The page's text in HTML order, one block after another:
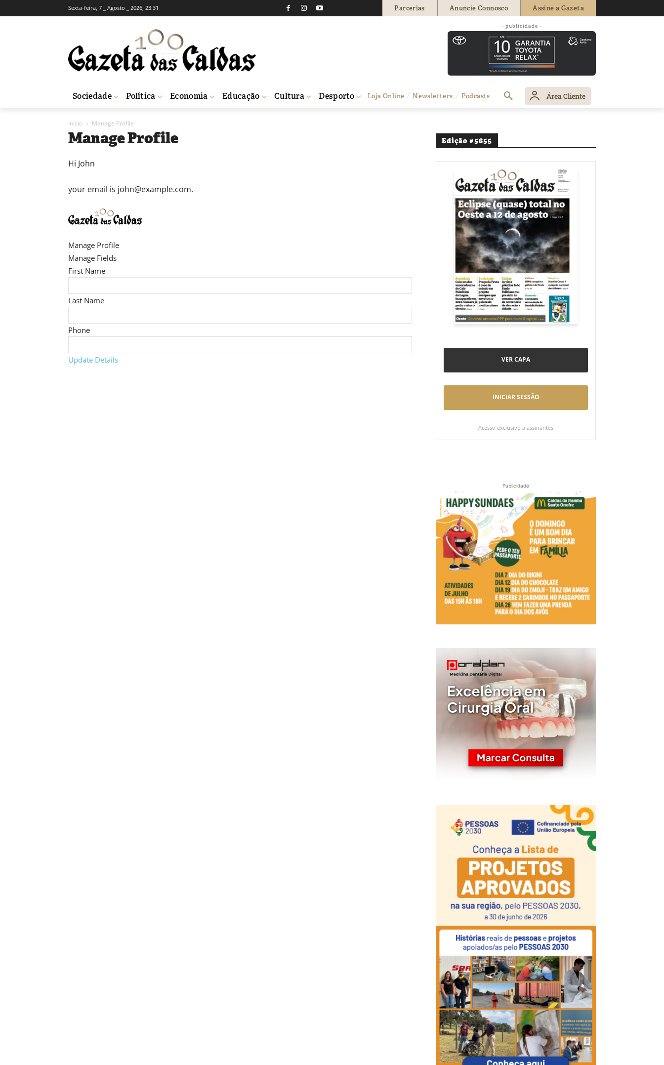
Sexta-feira, 7 _ Agosto _ 2026, 23:31 Parcerias Anuncie Connosco Assine a Gazeta
- publicidade -
Sociedade Política Economia Educação Cultura Desporto Loja Online Newsletters Podcasts Área Cliente
Início Manage Profile
Manage Profile
Hi John
your email is john@example.com.
Manage Profile
Manage Fields
First Name
Last Name
Phone
Update Details
Edição #5655
VER CAPA
INICIAR SESSÃO
Acesso exclusivo a assinantes
Publicidade